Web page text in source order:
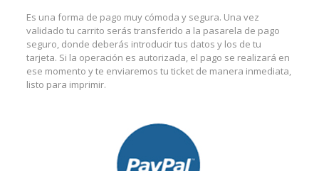
Es una forma de pago muy cómoda y segura. Una vez
validado tu carrito serás transferido a la pasarela de pago
seguro, donde deberás introducir tus datos y los de tu
tarjeta. Si la operación es autorizada, el pago se realizará en
ese momento y te enviaremos tu ticket de manera inmediata,
listo para imprimir.